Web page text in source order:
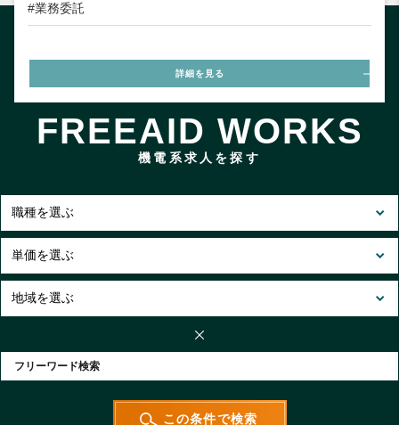
#業務委託
詳細を見る
FREEAID WORKS
機電系求人を探す